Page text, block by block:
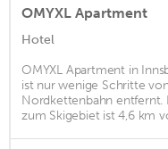
OMYXL Apartment
Hotel
OMYXL Apartment in
ist nur wenige Schritte
Nordkettenbahn entfernt.
zum Skigebiet ist 4,6 km